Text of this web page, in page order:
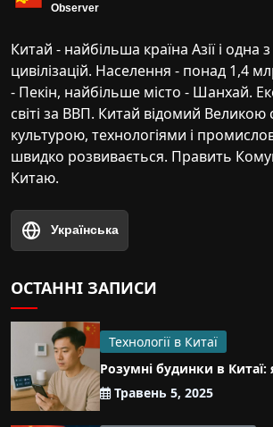
Китай - найбільша країна Азії і одна
цивілізацій. Населення - понад 1,4
- Пекін, найбільше місто - Шанхай.
світі за ВВП. Китай відомий Великою
культурою, технологіями і
швидко розвивається. Править
Китаю.
Українська
ОСТАННІ ЗАПИСИ
Технології в Китаї
Розумні будинки в
Травень 5, 2025